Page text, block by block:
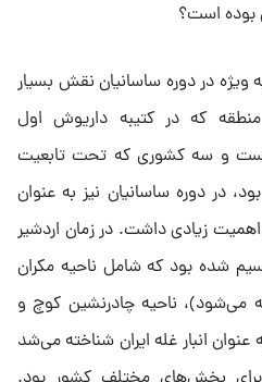
بوده است؟
ویژه در دوره ساسانیان نقش بسیار
که در کتیبه داریوش اول
و سه کشوری که تحت تابعیت
در دوره ساسانیان نیز به عنوان
زیادی داشت. در زمان اردشیر
شده بود که شامل ناحیه مکران
می‌شود)، ناحیه چادرنشین کوچ و
انبار غله ایران شناخته می‌شد